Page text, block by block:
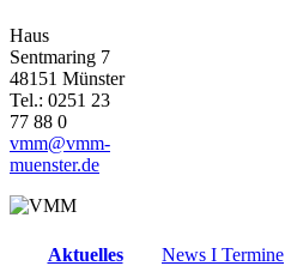
Haus
Sentmaring 7
48151 Münster
Tel.: 0251 23
77 88 0
vmm@vmm-
muenster.de
Aktuelles
News I Termine